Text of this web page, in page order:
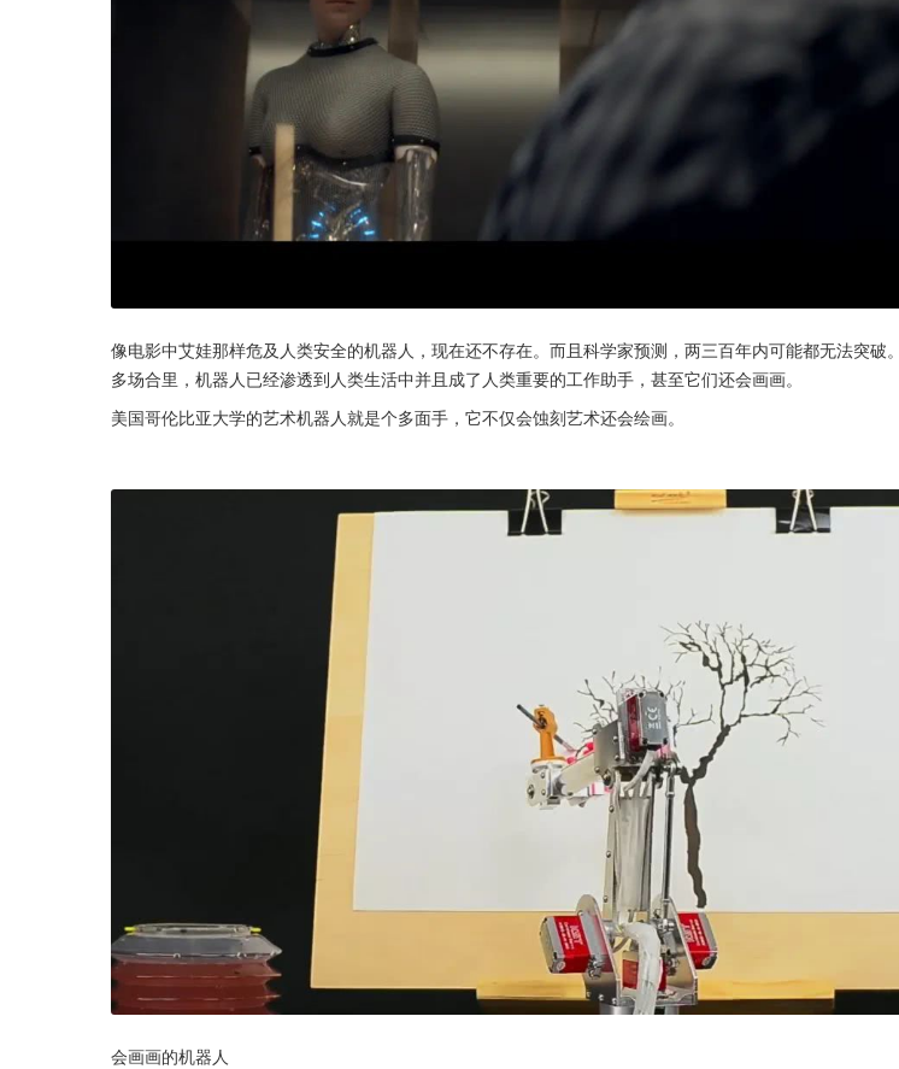
像电影中艾娃那样危及人类安全的机器人，现在还不存在。而且科学家预测，两三百年内可能都无法突破
多场合里，机器人已经渗透到人类生活中并且成了人类重要的工作助手，甚至它们还会画画。
美国哥伦比亚大学的艺术机器人就是个多面手，它不仅会蚀刻艺术还会绘画。
会画画的机器人